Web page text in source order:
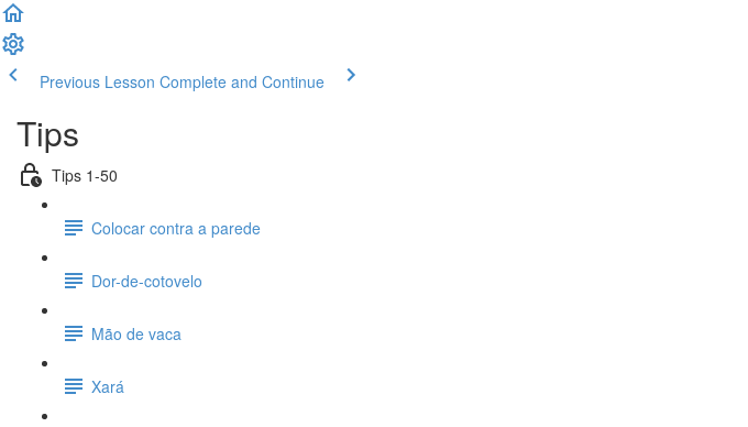
Previous Lesson Complete and Continue
Tips
Tips 1-50
Colocar contra a parede
Dor-de-cotovelo
Mão de vaca
Xará